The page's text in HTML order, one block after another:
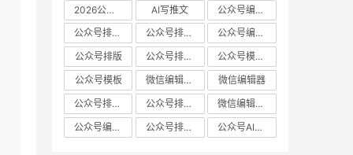
2026公众号排版软件
AI写推文
公众号编辑器哪个好
公众号排版软件哪个好
公众号排版工具评测
公众号编辑器推荐
公众号排版
公众号排版工具
公众号模板工具
公众号模板
微信编辑器哪个好
微信编辑器
公众号排版用什么软件
公众号排版哪个好
微信编辑器评测
公众号编辑器实测
公众号排版编辑器 公众号AI编辑器